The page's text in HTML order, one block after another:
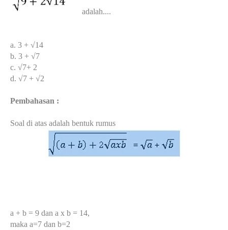
adalah....
a. 3 + √14
b. 3 + √7
c. √7+ 2
d. √7 + √2
Pembahasan :
Soal di atas adalah bentuk rumus
a + b = 9 dan a x b = 14,
maka a=7 dan b=2